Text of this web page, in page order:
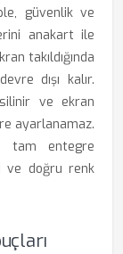
güvenlik ve
anakart ile
takıldığında
dışı kalır.
ve ekran
ayarlanamaz.
tam entegre
ve doğru renk